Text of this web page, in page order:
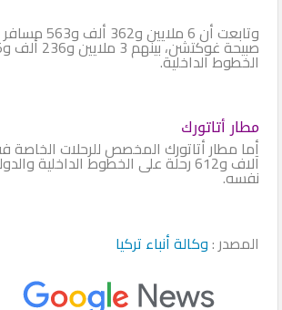
وتابعت أن 6
الخطوط الداخلية.
مطار أتاتورك
آلاف و612 رحلة على الخطوط الداخلية
نفسه.
المصدر :وكالة أنباء تركيا